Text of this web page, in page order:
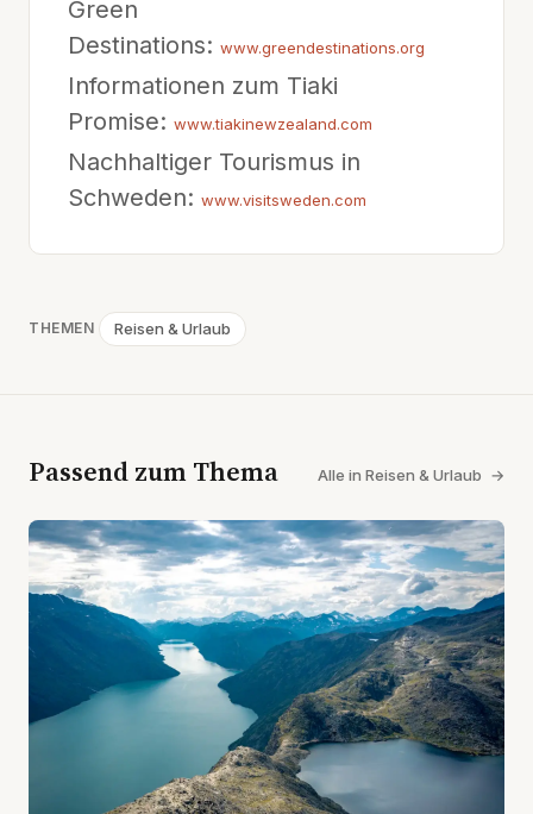
Green
Destinations: www.greendestinations.org
Informationen zum Tiaki
Promise: www.tiakinewzealand.com
Nachhaltiger Tourismus in
Schweden: www.visitsweden.com
THEMEN Reisen & Urlaub
Passend zum Thema Alle in Reisen & Urlaub →